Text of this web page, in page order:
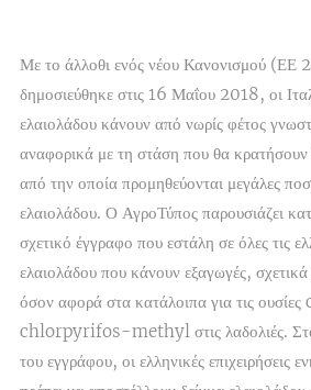
Με το άλλοθι ενός νέου Κανονισμού
δημοσιεύθηκε στις 16 Μαΐου 2018, οι
ελαιολάδου κάνουν από νωρίς φέτος
αναφορικά με τη στάση που θα κρατήσουν
από την οποία προμηθεύονται μεγάλες
ελαιολάδου. Ο ΑγροΤύπος παρουσιάζει
σχετικό έγγραφο που εστάλη σε όλες τις
ελαιολάδου που κάνουν εξαγωγές, σχετικά
όσον αφορά στα κατάλοιπα για τις
chlorpyrifos-methyl στις λαδολιές. Στο
του εγγράφου, οι ελληνικές επιχειρήσεις